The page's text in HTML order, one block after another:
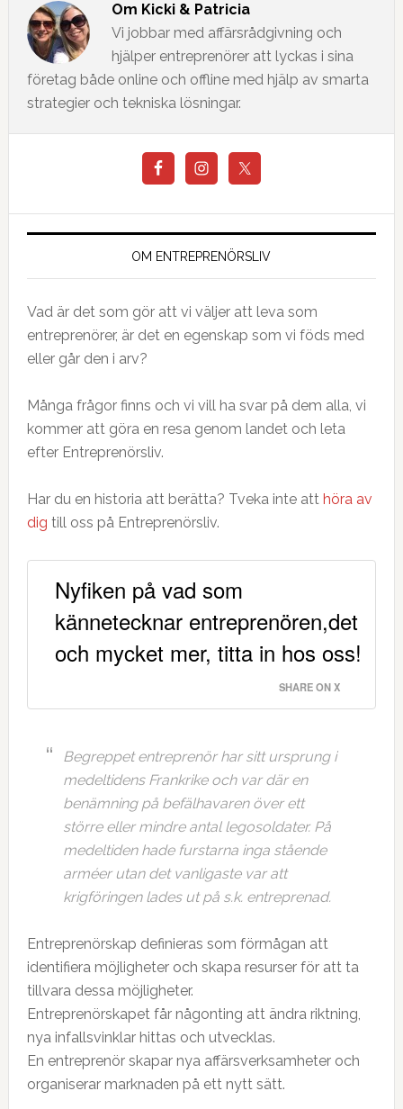
Om Kicki & Patricia
Vi jobbar med affärsrådgivning och
hjälper entreprenörer att lyckas i sina
företag både online och offline med hjälp av smarta
strategier och tekniska lösningar.
OM ENTREPRENÖRSLIV
Vad är det som gör att vi väljer att leva som
entreprenörer, är det en egenskap som vi föds med
eller går den i arv?
Många frågor finns och vi vill ha svar på dem alla, vi
kommer att göra en resa genom landet och leta
efter Entreprenörsliv.
Har du en historia att berätta? Tveka inte att höra av
dig till oss på Entreprenörsliv.
Nyfiken på vad som
kännetecknar entreprenören,det
och mycket mer, titta in hos oss!
SHARE ON X
Begreppet entreprenör har sitt ursprung i
medeltidens Frankrike och var där en
benämning på befälhavaren över ett
större eller mindre antal legosoldater. På
medeltiden hade furstarna inga stående
arméer utan det vanligaste var att
krigföringen lades ut på s.k. entreprenad.
Entreprenörskap definieras som förmågan att
identifiera möjligheter och skapa resurser för att ta
tillvara dessa möjligheter.
Entreprenörskapet får någonting att ändra riktning,
nya infallsvinklar hittas och utvecklas.
En entreprenör skapar nya affärsverksamheter och
organiserar marknaden på ett nytt sätt.